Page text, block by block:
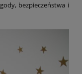
bezpieczeństwa i